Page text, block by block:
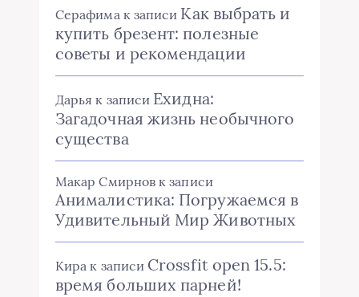
Серафима к записи Как выбрать и
купить брезент: полезные
советы и рекомендации
Дарья к записи Ехидна:
Загадочная жизнь необычного
существа
Макар Смирнов к записи
Анималистика: Погружаемся в
Удивительный Мир Животных
Кира к записи Crossfit open 15.5:
время больших парней!